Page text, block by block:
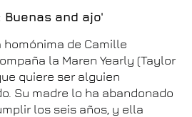
and ajo'
de Camille
la Maren Yearly (Taylor
quiere ser alguien
Su madre lo ha abandonado
los seis años, y ella